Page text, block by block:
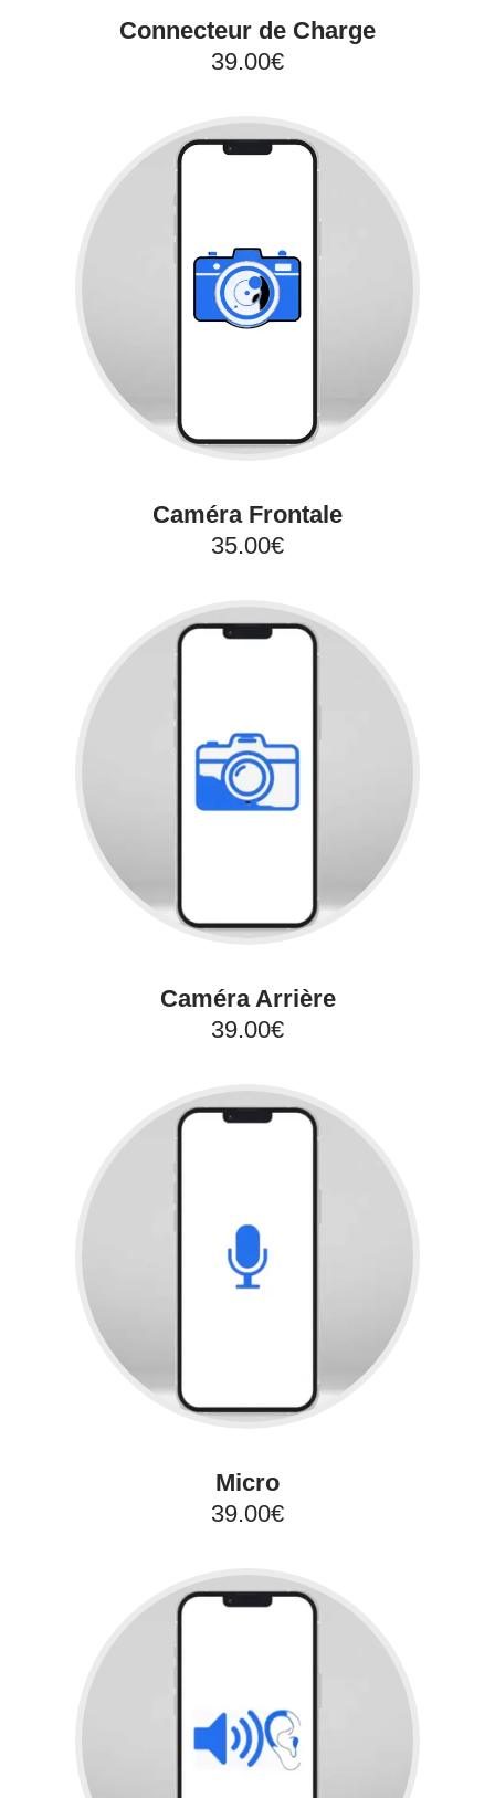
Connecteur de Charge
39.00€
Caméra Frontale
35.00€
Caméra Arrière
39.00€
Micro
39.00€